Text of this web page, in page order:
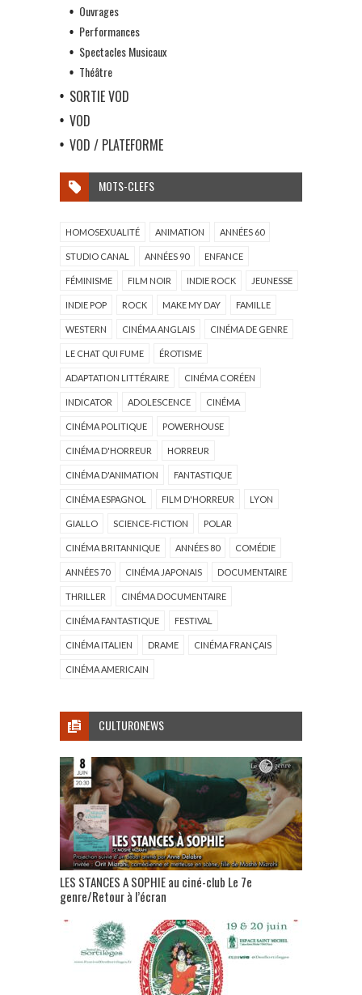
Ouvrages
Performances
Spectacles Musicaux
Théâtre
SORTIE VOD
VOD
VOD / PLATEFORME
MOTS-CLEFS
HOMOSEXUALITÉ ANIMATION ANNÉES 60
STUDIO CANAL ANNÉES 90 ENFANCE
FÉMINISME FILM NOIR INDIE ROCK JEUNESSE
INDIE POP ROCK MAKE MY DAY FAMILLE
WESTERN CINÉMA ANGLAIS CINÉMA DE GENRE
LE CHAT QUI FUME ÉROTISME
ADAPTATION LITTÉRAIRE CINÉMA CORÉEN
INDICATOR ADOLESCENCE CINÉMA
CINÉMA POLITIQUE POWERHOUSE
CINÉMA D'HORREUR HORREUR
CINÉMA D'ANIMATION FANTASTIQUE
CINÉMA ESPAGNOL FILM D'HORREUR LYON
GIALLO SCIENCE-FICTION POLAR
CINÉMA BRITANNIQUE ANNÉES 80 COMÉDIE
ANNÉES 70 CINÉMA JAPONAIS DOCUMENTAIRE
THRILLER CINÉMA DOCUMENTAIRE
CINÉMA FANTASTIQUE FESTIVAL
CINÉMA ITALIEN DRAME CINÉMA FRANÇAIS
CINÉMA AMERICAIN
CULTURONEWS
LES STANCES A SOPHIE au ciné-club Le 7e
genre/Retour à l’écran